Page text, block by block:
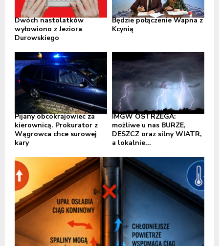
Dwóch nastolatków
wyłowiono z Jeziora
Durowskiego
Będzie połączenie Wapna z
Kcynią
Pijany obcokrajowiec za
kierownicą. Prokurator z
Wągrowca chce surowej
kary
IMGW OSTRZEGA:
możliwe u nas BURZE,
DESZCZ oraz silny WIATR,
a lokalnie...